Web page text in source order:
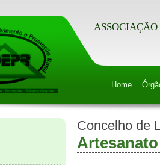
Home
Concelho de
Artesanato